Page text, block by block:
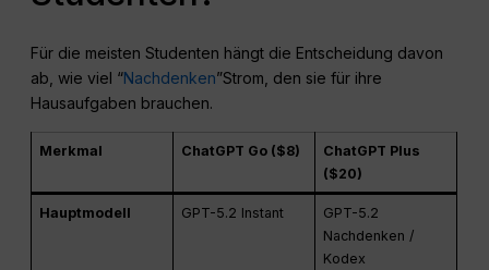
Für die meisten Studenten hängt die Entscheidung davon
ab, wie viel “Nachdenken”Strom, den sie für ihre
Hausaufgaben brauchen.
Merkmal ChatGPT Go ($8)
ChatGPT Plus
($20)
Hauptmodell GPT-5.2 Instant
GPT-5.2
Nachdenken /
Kodex